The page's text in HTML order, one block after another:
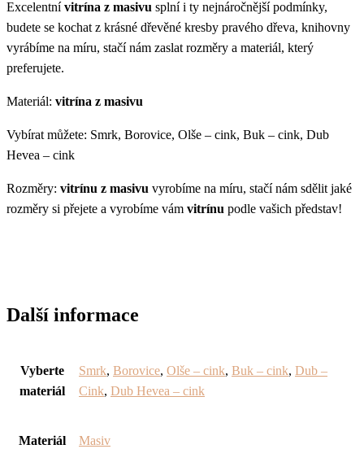
Excelentní vitrína z masivu splní i ty nejnáročnější podmínky,
budete se kochat z krásné dřevěné kresby pravého dřeva, knihovny
vyrábíme na míru, stačí nám zaslat rozměry a materiál, který
preferujete.
Materiál: vitrína z masivu
Vybírat můžete: Smrk, Borovice, Olše – cink, Buk – cink, Dub
Hevea – cink
Rozměry: vitrínu z masivu vyrobíme na míru, stačí nám sdělit jaké
rozměry si přejete a vyrobíme vám vitrínu podle vašich představ!
Další informace
Vyberte
materiál
Smrk, Borovice, Olše – cink, Buk – cink, Dub –
Cink, Dub Hevea – cink
Materiál Masiv